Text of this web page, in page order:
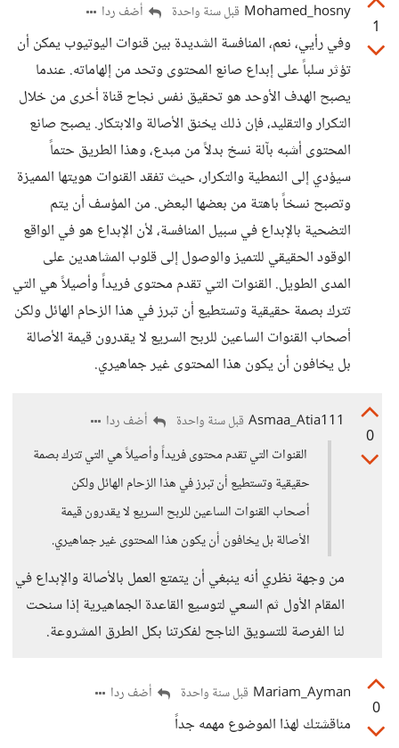
1
Mohamed_hosny قبل سنة واحدة أضف ردا
وفي رأيي، نعم، المنافسة الشديدة بين قنوات اليوتيوب يمكن أن
تؤثر سلباً على إبداع صانع المحتوى وتحد من إلهاماته. عندما
يصبح الهدف الأوحد هو تحقيق نفس نجاح قناة أخرى من خلال
التكرار والتقليد، فإن ذلك يخنق الأصالة والابتكار. يصبح صانع
المحتوى أشبه بآلة نسخ بدلاً من مبدع، وهذا الطريق حتماً
سيؤدي إلى النمطية والتكرار، حيث تفقد القنوات هويتها المميزة
وتصبح نسخاً باهتة من بعضها البعض. من المؤسف أن يتم
التضحية بالإبداع في سبيل المنافسة، لأن الإبداع هو في الواقع
الوقود الحقيقي للتميز والوصول إلى قلوب المشاهدين على
المدى الطويل. القنوات التي تقدم محتوى فريداً وأصيلاً هي التي
تترك بصمة حقيقية وتستطيع أن تبرز في هذا الزحام الهائل ولكن
أصحاب القنوات الساعين للربح السريع لا يقدرون قيمة الأصالة
بل يخافون أن يكون هذا المحتوى غير جماهيري.
0
Asmaa_Atia111 قبل سنة واحدة
أضف ردا
القنوات التي تقدم محتوى فريداً وأصيلاً هي التي تترك بصمة
حقيقية وتستطيع أن تبرز في هذا الزحام الهائل ولكن
أصحاب القنوات الساعين للربح السريع لا يقدرون قيمة
الأصالة بل يخافون أن يكون هذا المحتوى غير جماهيري.
من وجهة نظري أنه ينبغي أن يتمتع العمل بالأصالة والإبداع في
المقام الأول ثم السعي لتوسيع القاعدة الجماهيرية إذا سنحت
لنا الفرصة للتسويق الناجح لفكرتنا بكل الطرق المشروعة.
0
Mariam_Ayman قبل سنة واحدة أضف ردا
مناقشتك لهذا الموضوع مهمه جداً